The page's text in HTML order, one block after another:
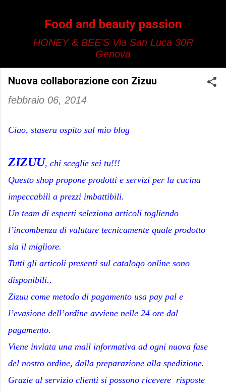
Food and beauty passion
HONEY & BEE'S Via San Luca 30R
Genova
Nuova collaborazione con Zizuu
febbraio 06, 2014
Ciao, stasera ospito sul mio blog
ZIZUU, chi sceglie sei tu!!!
Questo shop propone prodotti e servizi per la cucina
impeccabili a prezzi imbattibili.
Un team di esperti seleziona articoli togliendo
l’incombenza di valutare tecnicamente quale prodotto
sia il migliore.
Tutti gli articoli presenti sul catalogo online sono
disponibili..
Zizuu come metodo di pagamento usa pay pal e
l’evasione dell’ordine avviene nelle 24 ore dal
pagamento.
Viene inviata una mail informativa ad ogni nuova fase
del nostro ordine, dalla preparazione alla spedizione.
Grazie al servizio clienti si possono ricevere risposte